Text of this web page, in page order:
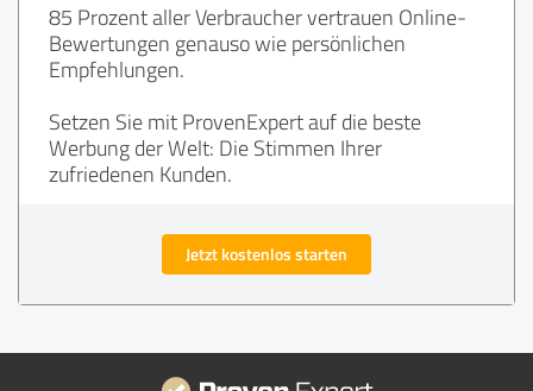
85 Prozent aller Verbraucher vertrauen Online-
Bewertungen genauso wie persönlichen
Empfehlungen.
Setzen Sie mit ProvenExpert auf die beste
Werbung der Welt: Die Stimmen Ihrer
zufriedenen Kunden.
Jetzt kostenlos starten